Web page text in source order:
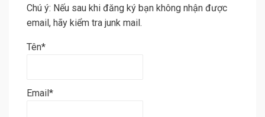
Chú ý: Nếu sau khi đăng ký bạn không nhận được
email, hãy kiểm tra junk mail.
Tên*
Email*